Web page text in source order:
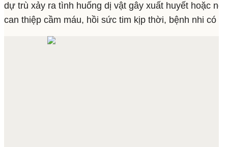
dự trù xảy ra tình huống dị vật gây xuất huyết hoặc
can thiệp cầm máu, hồi sức tim kịp thời, bệnh nhi có